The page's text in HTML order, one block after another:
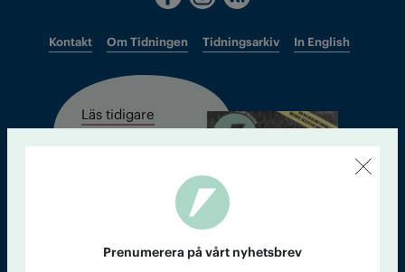
Kontakt Om Tidningen Tidningsarkiv In English
Läs tidigare
Prenumerera på vårt nyhetsbrev